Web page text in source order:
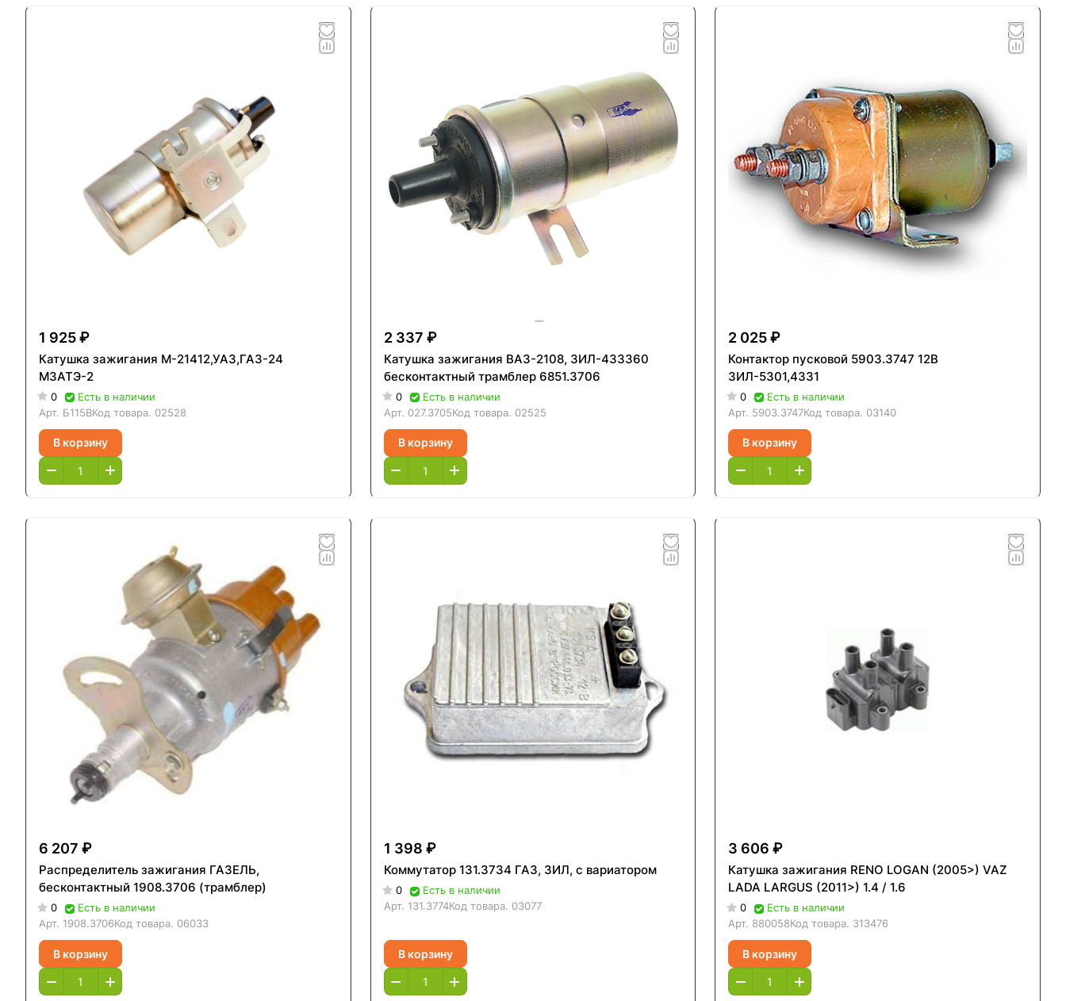
1 925 ₽
Катушка зажигания М-21412,УАЗ,ГАЗ-24
МЗАТЭ-2
0
Есть в наличии
Арт. Б115ВКод товара. 02528
В корзину
2 337 ₽
Катушка зажигания ВАЗ-2108, ЗИЛ-433360
бесконтактный трамблер 6851.3706
0
Есть в наличии
Арт. 027.3705Код товара. 02525
В корзину
2 025 ₽
Контактор пусковой 5903.3747 12В
ЗИЛ-5301,4331
0
Есть в наличии
Арт. 5903.3747Код товара. 03140
В корзину
6 207 ₽
Распределитель зажигания ГАЗЕЛЬ,
бесконтактный 1908.3706 (трамблер)
0
Есть в наличии
Арт. 1908.3706Код товара. 06033
В корзину
1 398 ₽
Коммутатор 131.3734 ГАЗ, ЗИЛ, с вариатором
0
Есть в наличии
Арт. 131.3774Код товара. 03077
В корзину
3 606 ₽
Катушка зажигания RENO LOGAN (2005>) VAZ
LADA LARGUS (2011>) 1.4 / 1.6
0
Есть в наличии
Арт. 880058Код товара. 313476
В корзину